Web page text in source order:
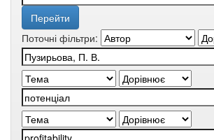
Поточні фільтри: